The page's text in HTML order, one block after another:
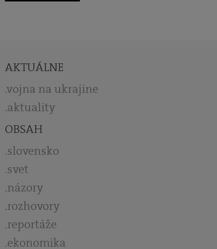
AKTUÁLNE
vojna na ukrajine
aktuality
OBSAH
slovensko
svet
názory
rozhovory
reportáže
ekonomika